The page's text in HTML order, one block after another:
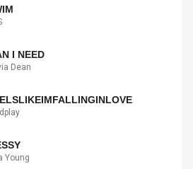
I NEED
Dean
Young